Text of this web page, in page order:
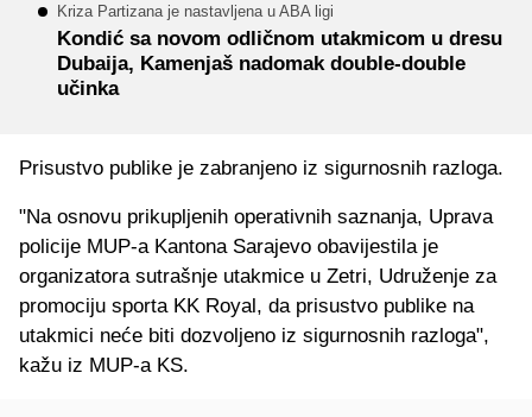
Kriza Partizana je nastavljena u ABA ligi
Kondić sa novom odličnom utakmicom u dresu
Dubaija, Kamenjaš nadomak double-double
učinka
Prisustvo publike je zabranjeno iz sigurnosnih razloga.
"Na osnovu prikupljenih operativnih saznanja, Uprava
policije MUP-a Kantona Sarajevo obavijestila je
organizatora sutrašnje utakmice u Zetri, Udruženje za
promociju sporta KK Royal, da prisustvo publike na
utakmici neće biti dozvoljeno iz sigurnosnih razloga",
kažu iz MUP-a KS.